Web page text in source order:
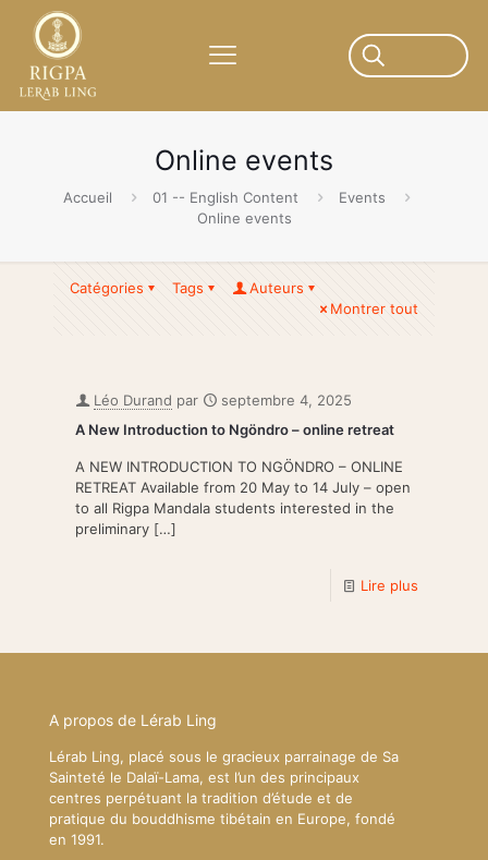
Online events
Accueil 01 -- English Content
Events
Online events
Catégories Tags
Auteurs
Montrer tout
Léo Durand par
septembre 4, 2025
A New Introduction to Ngöndro – online retreat
A NEW INTRODUCTION TO NGÖNDRO – ONLINE
RETREAT Available from 20 May to 14 July – open
to all Rigpa Mandala students interested in the
preliminary […]
Lire plus
A propos de Lérab Ling
Lérab Ling, placé sous le gracieux parrainage de Sa
Sainteté le Dalaï-Lama, est l’un des principaux
centres perpétuant la tradition d’étude et de
pratique du bouddhisme tibétain en Europe, fondé
en 1991.